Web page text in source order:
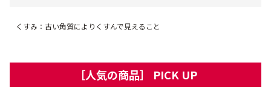
くすみ：古い角質によりくすんで見えること
［人気の商品］ PICK UP